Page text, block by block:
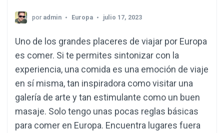
por admin Europa julio 17, 2023
Uno de los grandes placeres de viajar por Europa
es comer. Si te permites sintonizar con la
experiencia, una comida es una emoción de viaje
en sí misma, tan inspiradora como visitar una
galería de arte y tan estimulante como un buen
masaje. Solo tengo unas pocas reglas básicas
para comer en Europa. Encuentra lugares fuera